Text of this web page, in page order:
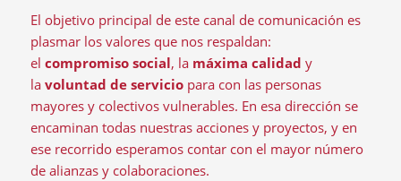
El objetivo principal de este canal de comunicación es
plasmar los valores que nos respaldan:
el compromiso social, la máxima calidad y
la voluntad de serviciopara con las personas
mayores y colectivos vulnerables. En esa dirección se
encaminan todas nuestras acciones y proyectos, y en
ese recorrido esperamos contar con el mayor número
de alianzas y colaboraciones.